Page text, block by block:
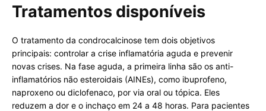
Tratamentos disponíveis
O tratamento da condrocalcinose tem dois objetivos
principais: controlar a crise inflamatória aguda e prevenir
novas crises. Na fase aguda, a primeira linha são os anti-
inflamatórios não esteroidais (AINEs), como ibuprofeno,
naproxeno ou diclofenaco, por via oral ou tópica. Eles
reduzem a dor e o inchaço em 24 a 48 horas. Para pacientes